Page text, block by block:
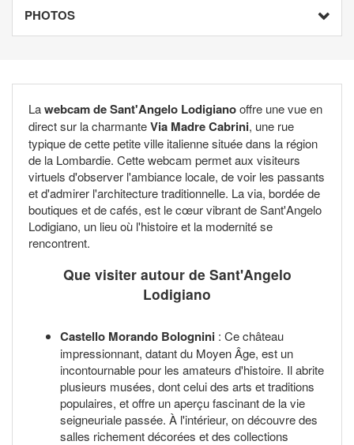
PHOTOS
Lawebcam de Sant'Angelo Lodigianooffre une vue en
direct sur la charmanteVia Madre Cabrini, une rue
typique de cette petite ville italienne située dans la région
de la Lombardie. Cette webcam permet aux visiteurs
virtuels d'observer l'ambiance locale, de voir les passants
et d'admirer l'architecture traditionnelle. La via, bordée de
boutiques et de cafés, est le cœur vibrant de Sant'Angelo
Lodigiano, un lieu où l'histoire et la modernité se
rencontrent.
Que visiter autour de Sant'Angelo
Lodigiano
Castello Morando Bolognini : Ce château
impressionnant, datant du Moyen Âge, est un
incontournable pour les amateurs d'histoire. Il abrite
plusieurs musées, dont celui des arts et traditions
populaires, et offre un aperçu fascinant de la vie
seigneuriale passée. À l'intérieur, on découvre des
salles richement décorées et des collections